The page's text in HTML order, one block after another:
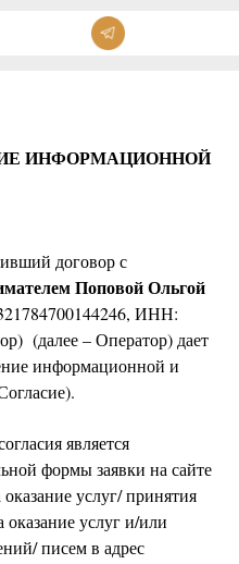
ИНФОРМАЦИОННОЙ
договор с
Поповой Ольгой
ИНН:
(далее – Оператор) дает
информационной и
является
формы заявки на сайте
услуг/ принятия
услуг и/или
писем в адрес